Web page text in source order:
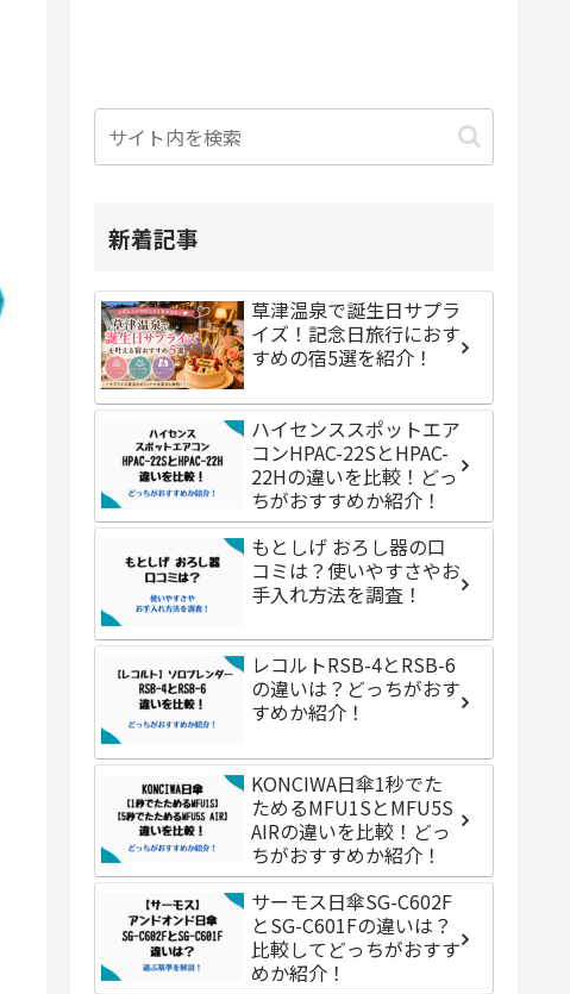
新着記事
草津温泉で誕生日サプラ
イズ！記念日旅行におす
すめの宿5選を紹介！
ハイセンススポットエア
コンHPAC-22SとHPAC-
22Hの違いを比較！どっ
ちがおすすめか紹介！
もとしげ おろし器の口
コミは？使いやすさやお
手入れ方法を調査！
レコルトRSB-4とRSB-6
の違いは？どっちがおす
すめか紹介！
KONCIWA日傘1秒でた
ためるMFU1SとMFU5S
AIRの違いを比較！どっ
ちがおすすめか紹介！
サーモス日傘SG-C602F
とSG-C601Fの違いは？
比較してどっちがおすす
めか紹介！